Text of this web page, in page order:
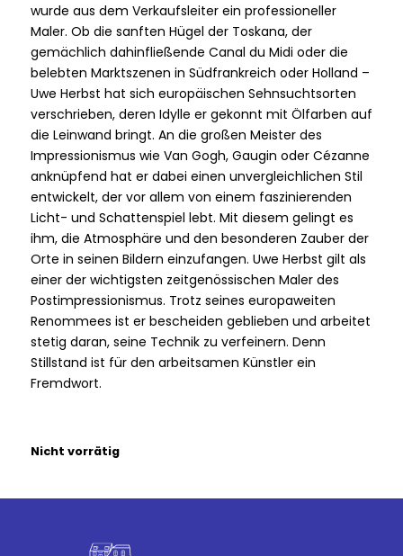
wurde aus dem Verkaufsleiter ein professioneller
Maler. Ob die sanften Hügel der Toskana, der
gemächlich dahinfließende Canal du Midi oder die
belebten Marktszenen in Südfrankreich oder Holland –
Uwe Herbst hat sich europäischen Sehnsuchtsorten
verschrieben, deren Idylle er gekonnt mit Ölfarben auf
die Leinwand bringt. An die großen Meister des
Impressionismus wie Van Gogh, Gaugin oder Cézanne
anknüpfend hat er dabei einen unvergleichlichen Stil
entwickelt, der vor allem von einem faszinierenden
Licht- und Schattenspiel lebt. Mit diesem gelingt es
ihm, die Atmosphäre und den besonderen Zauber der
Orte in seinen Bildern einzufangen. Uwe Herbst gilt als
einer der wichtigsten zeitgenössischen Maler des
Postimpressionismus. Trotz seines europaweiten
Renommees ist er bescheiden geblieben und arbeitet
stetig daran, seine Technik zu verfeinern. Denn
Stillstand ist für den arbeitsamen Künstler ein
Fremdwort.
Nicht vorrätig